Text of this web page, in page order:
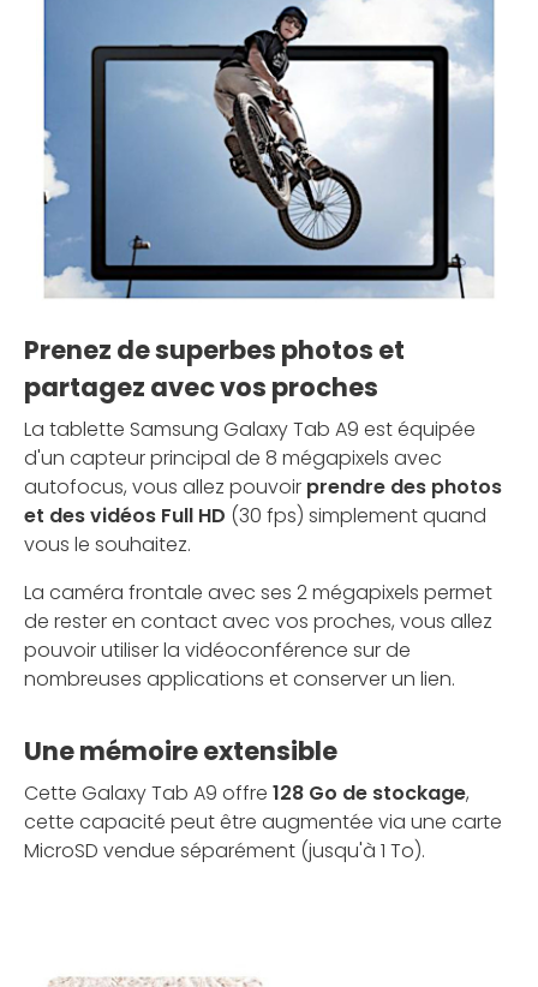
Prenez de superbes photos et
partagez avec vos proches
La tablette Samsung Galaxy Tab A9 est équipée
d'un capteur principal de 8 mégapixels avec
autofocus, vous allez pouvoir prendre des photos
et des vidéos Full HD (30 fps) simplement quand
vous le souhaitez.
La caméra frontale avec ses 2 mégapixels permet
de rester en contact avec vos proches, vous allez
pouvoir utiliser la vidéoconférence sur de
nombreuses applications et conserver un lien.
Une mémoire extensible
Cette Galaxy Tab A9 offre 128 Go de stockage,
cette capacité peut être augmentée via une carte
MicroSD vendue séparément (jusqu'à 1 To).